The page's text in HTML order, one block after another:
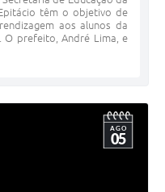
têm o objetivo de
aos alunos da
O prefeito, André Lima, e
AGO
05